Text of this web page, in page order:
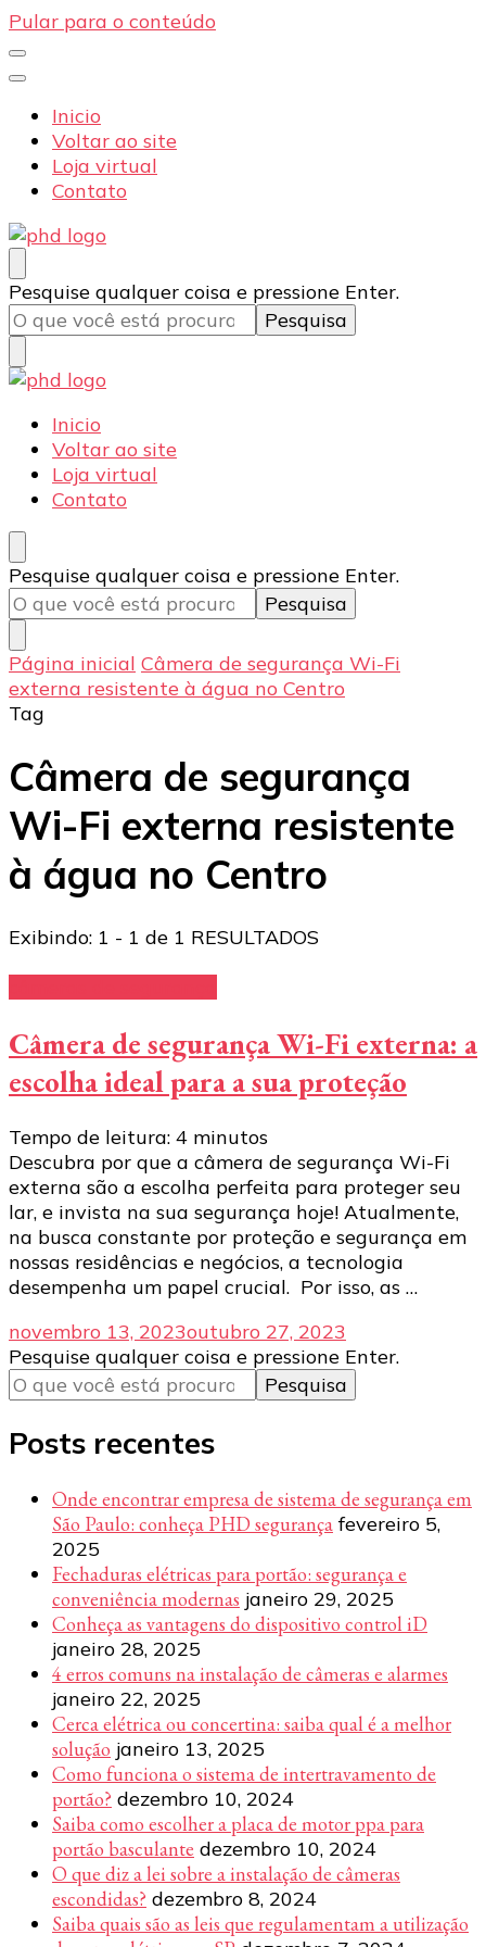
Pular para o conteúdo
Inicio
Voltar ao site
Loja virtual
Contato
PHD Seg
Blog
Procurando
algo?
Pesquise qualquer coisa e pressione Enter.
PHD Seg
Blog
Inicio
Voltar ao site
Loja virtual
Contato
Procurando
algo?
Pesquise qualquer coisa e pressione Enter.
Página inicial Câmera de segurança Wi-Fi
externa resistente à água no Centro
Tag
Câmera de segurança
Wi-Fi externa resistente
à água no Centro
Exibindo: 1 - 1 de 1 RESULTADOS
Câmera de segurança Wi-Fi externa: a
escolha ideal para a sua proteção
Tempo de leitura: 4 minutos
Descubra por que a câmera de segurança Wi-Fi
externa são a escolha perfeita para proteger seu
lar, e invista na sua segurança hoje! Atualmente,
na busca constante por proteção e segurança em
nossas residências e negócios, a tecnologia
desempenha um papel crucial. Por isso, as …
novembro 13, 2023outubro 27, 2023
Procurando
algo?
Pesquise qualquer coisa e pressione Enter.
Posts recentes
Onde encontrar empresa de sistema de segurança em
São Paulo: conheça PHD segurança fevereiro 5,
2025
Fechaduras elétricas para portão: segurança e
conveniência modernas janeiro 29, 2025
Conheça as vantagens do dispositivo control iD
janeiro 28, 2025
4 erros comuns na instalação de câmeras e alarmes
janeiro 22, 2025
Cerca elétrica ou concertina: saiba qual é a melhor
solução janeiro 13, 2025
Como funciona o sistema de intertravamento de
portão? dezembro 10, 2024
Saiba como escolher a placa de motor ppa para
portão basculante dezembro 10, 2024
O que diz a lei sobre a instalação de câmeras
escondidas? dezembro 8, 2024
Saiba quais são as leis que regulamentam a utilização